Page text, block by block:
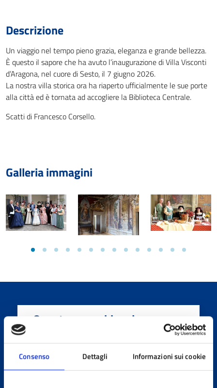
Consenso Dettagli Informazioni sui cookie
Descrizione
Un viaggio nel tempo pieno grazia, eleganza e grande bellezza.
È questo il sapore che ha avuto l’inaugurazione di Villa Visconti
d’Aragona, nel cuore di Sesto, il 7 giugno 2026.
La nostra villa storica ora ha riaperto ufficialmente le sue porte
alla città ed è tornata ad accogliere la Biblioteca Centrale.
Scatti di Francesco Corsello.
Galleria immagini
Slider precedenti
SlideSlideSlideSlideSlideSlideSlideSlideSlideSlideSlideSlideSlideSlide
Quanto sono chiare le
pagina?